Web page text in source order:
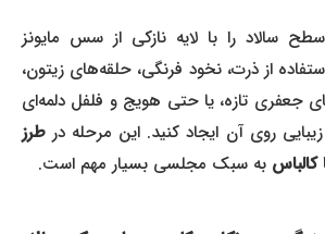
را با لایه نازکی از سس مایونز
از ذرت، نخود فرنگی، حلقه‌های زیتون،
تازه، یا حتی هویج و فلفل دلمه‌ای
روی آن ایجاد کنید. این مرحله در طرز
به سبک مجلسی بسیار مهم است.